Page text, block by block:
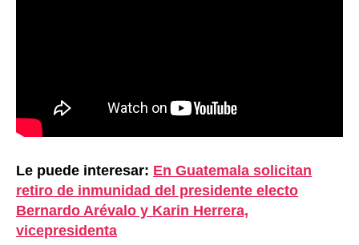
Le puede interesar: En Guatemala solicitan
retiro de inmunidad del presidente electo
Bernardo Arévalo y Karin Herrera,
vicepresidenta